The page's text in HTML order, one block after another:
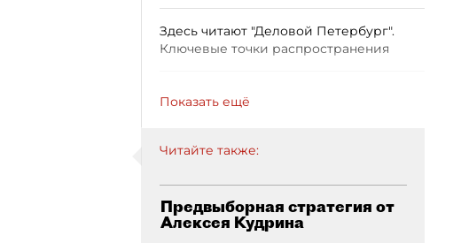
Здесь читают "Деловой Петербург".
Ключевые точки распространения
Показать ещё
Читайте также:
Предвыборная стратегия от
Алексея Кудрина